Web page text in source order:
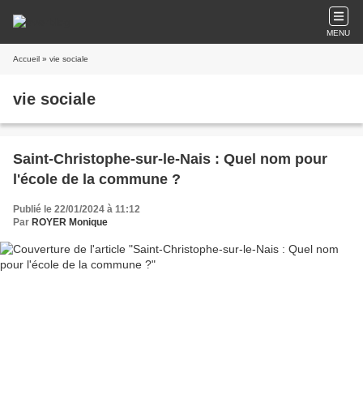
MENU
Accueil » vie sociale
vie sociale
Saint-Christophe-sur-le-Nais : Quel nom pour
l'école de la commune ?
Publié le 22/01/2024 à 11:12
Par ROYER Monique